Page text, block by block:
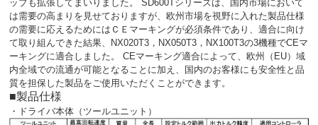
ップも拡張してまいりました。 SD600Tシリーズは、国内市場において
は需要の高まりを見せておりますが、欧州市場を視野に入れた製品仕様
の需要に応えるためにはＣＥマーキングが必須条件であり、適合に向け
て取り組んできた結果、NX020T3，NX050T3，NX100T3の3機種でCEマ
ーキングに適合しました。 CEマーキング適合によって、欧州（EU）域
内全域での流通が可能となることに加え、国内のお客様にも安全性と品
質を担保した製品をご使用いただくことができます。
■製品仕様
・ドライバ本体（ツールユニット）